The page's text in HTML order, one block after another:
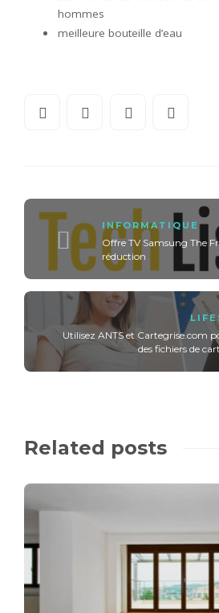
hommes
meilleure bouteille d’eau
INFORMATIQUE
Offre TV Samsung The
réduction
Utilisez ANTS et Cartegrise.com
des fichiers de
Related posts